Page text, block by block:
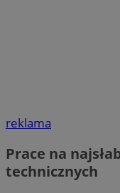
reklama
Prace na
technicznych